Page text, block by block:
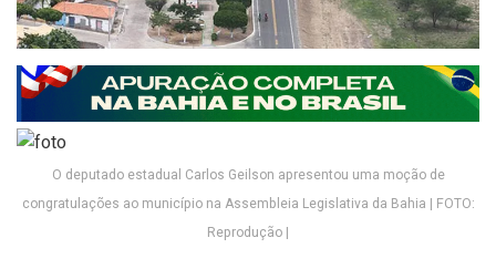
O deputado estadual Carlos Geilson apresentou uma moção de
congratulações ao município na Assembleia Legislativa da Bahia | FOTO:
Reprodução |